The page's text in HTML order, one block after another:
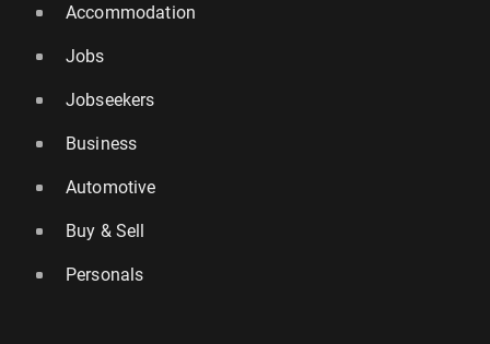
Accommodation
Jobs
Jobseekers
Business
Automotive
Buy & Sell
Personals